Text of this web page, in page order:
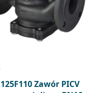
Zawór PICV